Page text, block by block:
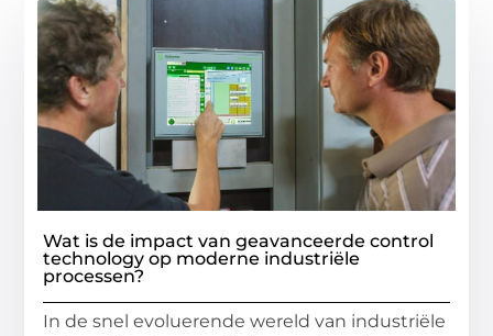
Wat is de impact van geavanceerde control
technology op moderne industriële
processen?
In de snel evoluerende wereld van industriële